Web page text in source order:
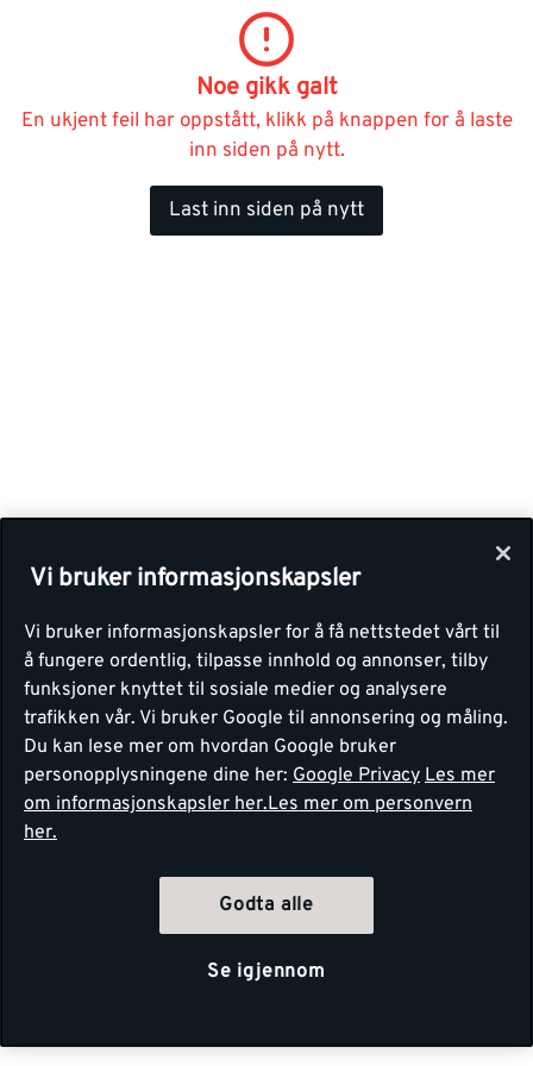
Noe gikk galt
En ukjent feil har oppstått, klikk på knappen for å laste
inn siden på nytt.
Last inn siden på nytt
Vi bruker informasjonskapsler
Vi bruker informasjonskapsler for å få nettstedet vårt til
å fungere ordentlig, tilpasse innhold og annonser, tilby
funksjoner knyttet til sosiale medier og analysere
trafikken vår. Vi bruker Google til annonsering og måling.
Du kan lese mer om hvordan Google bruker
personopplysningene dine her: Google Privacy Les mer
om informasjonskapsler her.Les mer om personvern
her.
Godta alle
Se igjennom